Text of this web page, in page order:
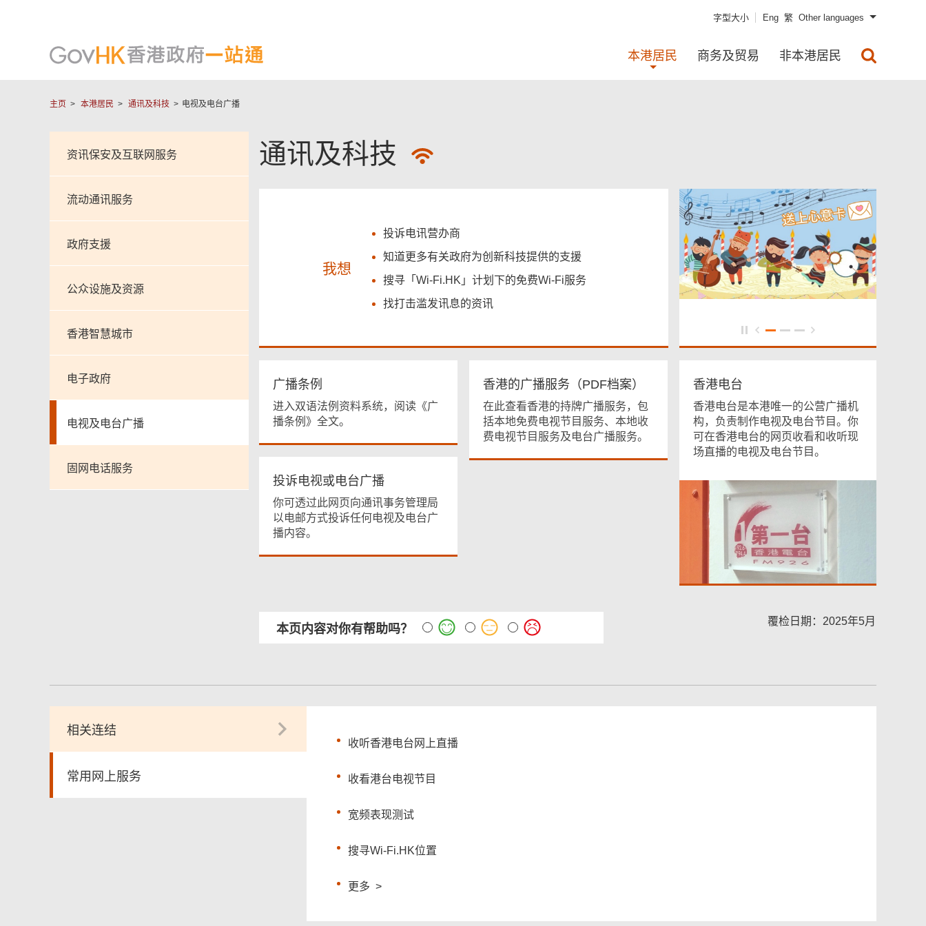
字型大小 Eng 繁 Other languages
本港居民 商务及贸易 非本港居民
主页 本港居民 通讯及科技 电视及电台广播
资讯保安及互联网服务
流动通讯服务
政府支援
公众设施及资源
香港智慧城市
电子政府
电视及电台广播
固网电话服务
通讯及科技
我想
投诉电讯营办商
知道更多有关政府为创新科技提供的支援
搜寻「Wi-Fi.HK」计划下的免费Wi-Fi服务
找打击滥发讯息的资讯
广播条例
进入双语法例资料系统，阅读《广
播条例》全文。
香港的广播服务（PDF档案）
在此查看香港的持牌广播服务，包
括本地免费电视节目服务、本地收
费电视节目服务及电台广播服务。
香港电台
香港电台是本港唯一的公营广播机
构，负责制作电视及电台节目。你
可在香港电台的网页收看和收听现
场直播的电视及电台节目。
投诉电视或电台广播
你可透过此网页向通讯事务管理局
以电邮方式投诉任何电视及电台广
播内容。
本页内容对你有帮助吗？
覆检日期：2025年5月
相关连结
常用网上服务
收听香港电台网上直播
收看港台电视节目
宽频表现测试
搜寻Wi-Fi.HK位置
更多 >